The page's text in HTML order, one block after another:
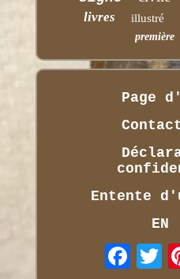
livres illustré
première
Page
Entente
EN